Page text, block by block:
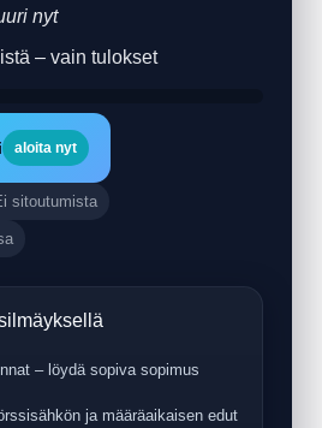
nyt
– vain tulokset
aloita nyt
sitoutumista
– löydä sopiva sopimus
ja määräaikaisen edut